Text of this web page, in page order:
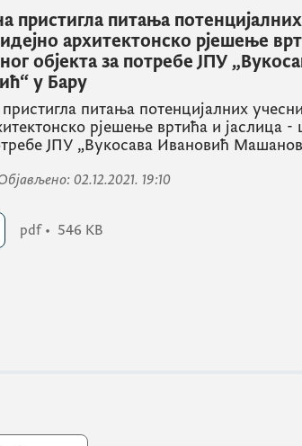
пристигла питања
архитектонско рјешење
објекта за потребе ЈПУ
у Бару
питања потенцијалних
рјешење вртића и јаслица -
ЈПУ „Вукосава Ивановић
: 02.12.2021. 19:10
pdf • 546 KB